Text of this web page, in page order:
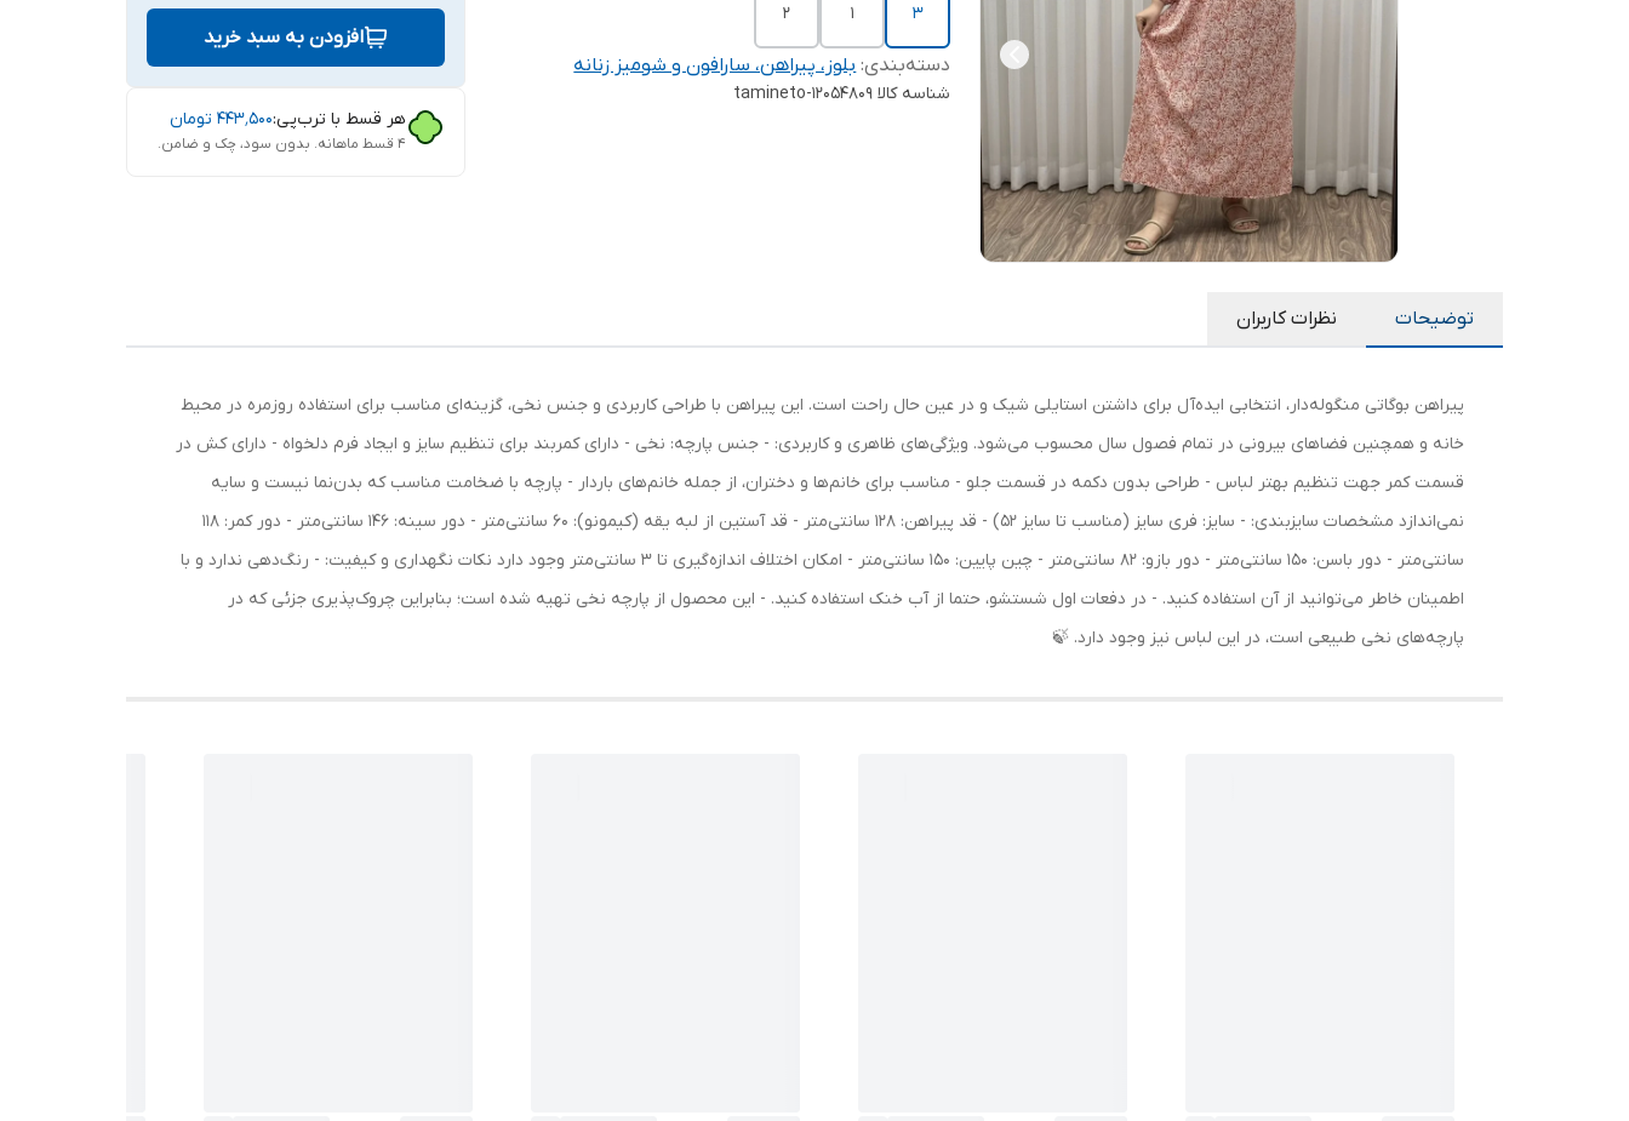
3
1
2
دسته‌بندی:بلوز، پیراهن، سارافون و شومیز زنانه
شناسه کالا tamineto-12054809
افزودن به سبد خرید
هر قسط با ترب‌پی:۴۴۳٬۵۰۰ تومان
۴ قسط ماهانه. بدون سود، چک و ضامن.
توضیحات نظرات کاربران
پیراهن بوگاتی منگوله‌دار، انتخابی ایده‌آل برای داشتن استایلی شیک و در عین حال راحت است. این پیراهن با طراحی کاربردی و جنس نخی، گزینه‌ای مناسب برای استفاده روزمره در محیط
خانه و همچنین فضاهای بیرونی در تمام فصول سال محسوب می‌شود. ویژگی‌های ظاهری و کاربردی: - جنس پارچه: نخی - دارای کمربند برای تنظیم سایز و ایجاد فرم دلخواه - دارای کش در
قسمت کمر جهت تنظیم بهتر لباس - طراحی بدون دکمه در قسمت جلو - مناسب برای خانم‌ها و دختران، از جمله خانم‌های باردار - پارچه با ضخامت مناسب که بدن‌نما نیست و سایه
نمی‌اندازد مشخصات سایزبندی: - سایز: فری سایز (مناسب تا سایز 52) - قد پیراهن: 128 سانتی‌متر - قد آستین از لبه یقه (کیمونو): 60 سانتی‌متر - دور سینه: 146 سانتی‌متر - دور کمر: 118
سانتی‌متر - دور باسن: 150 سانتی‌متر - دور بازو: 82 سانتی‌متر - چین پایین: 150 سانتی‌متر - امکان اختلاف اندازه‌گیری تا 3 سانتی‌متر وجود دارد نکات نگهداری و کیفیت: - رنگ‌دهی ندارد و با
اطمینان خاطر می‌توانید از آن استفاده کنید. - در دفعات اول شستشو، حتما از آب خنک استفاده کنید. - این محصول از پارچه نخی تهیه شده است؛ بنابراین چروک‌پذیری جزئی که در
پارچه‌های نخی طبیعی است، در این لباس نیز وجود دارد. 🍃